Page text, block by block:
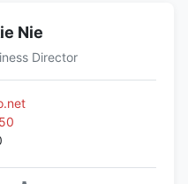
Nie
Director